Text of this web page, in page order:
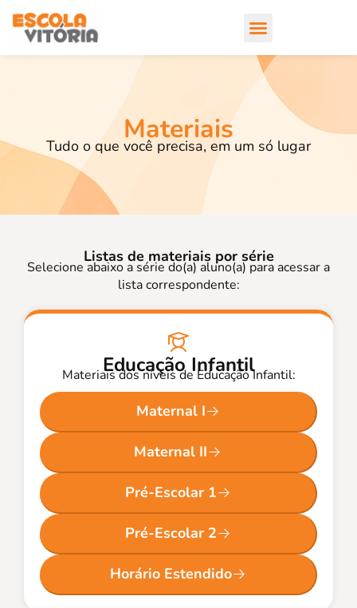
Materiais
Tudo o que você precisa, em um só lugar
Listas de materiais por série
Selecione abaixo a série do(a) aluno(a) para acessar a
lista correspondente:
Educação Infantil
Materiais dos níveis de Educação Infantil:
Maternal I
Maternal II
Pré-Escolar 1
Pré-Escolar 2
Horário Estendido